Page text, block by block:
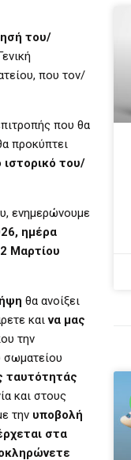
του/
που τον/
που θα
προκύπτει
του/
ενημερώνουμε
ημέρα
Μαρτίου
θα ανοίξει
καινα μας
την
σωματείου
ταυτότητάς
και στους
την υποβολή
στα